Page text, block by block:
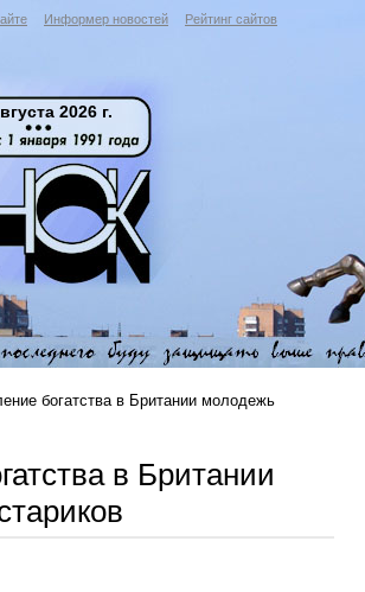
Информер новостей Рейтинг сайтов
2026 г.
богатства в Британии молодежь
в Британии